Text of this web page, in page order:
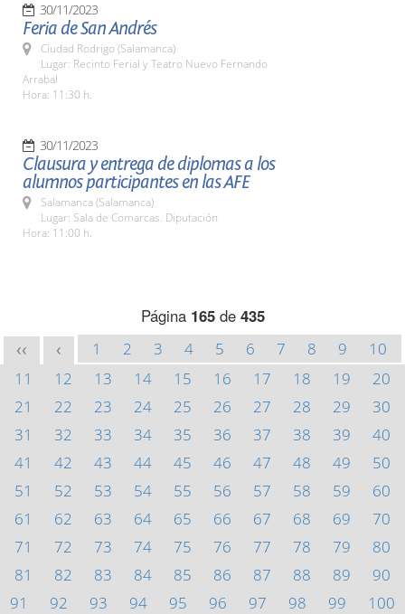
30/11/2023
Feria de San Andrés
Ciudad Rodrigo (Salamanca)
Lugar: Recinto Ferial y Teatro Nuevo Fernando
Arrabal
Hora: 11:30 h.
30/11/2023
Clausura y entrega de diplomas a los
alumnos participantes en las AFE
Salamanca (Salamanca)
Lugar: Sala de Comarcas. Diputación
Hora: 11:00 h.
Página 165de 435
<< < 1 2 3 4 5 6 7 8 9
10
11
12 13 14 15 16 17 18 19
20
21
22 23 24 25 26 27 28 29
30
31
32 33 34 35 36 37 38 39
40
41
42 43 44 45 46 47 48 49
50
51
52 53 54 55 56 57 58 59
60
61
62 63 64 65 66 67 68 69
70
71
72 73 74 75 76 77 78 79
80
81
82 83 84 85 86 87 88 89
90
91
92 93 94 95 96 97 98 99
100